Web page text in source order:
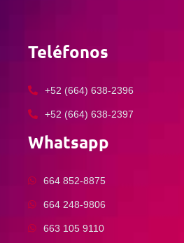
Teléfonos
+52 (664) 638-2396
+52 (664) 638-2397
Whatsapp
664 852-8875
664 248-9806
663 105 9110